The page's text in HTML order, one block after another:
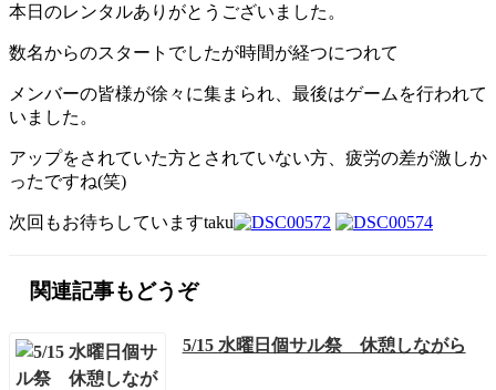
本日のレンタルありがとうございました。
数名からのスタートでしたが時間が経つにつれて
メンバーの皆様が徐々に集まられ、最後はゲームを行われて
いました。
アップをされていた方とされていない方、疲労の差が激しか
ったですね(笑)
次回もお待ちしていますtaku
関連記事もどうぞ
5/15 水曜日個サル祭 休憩しながら